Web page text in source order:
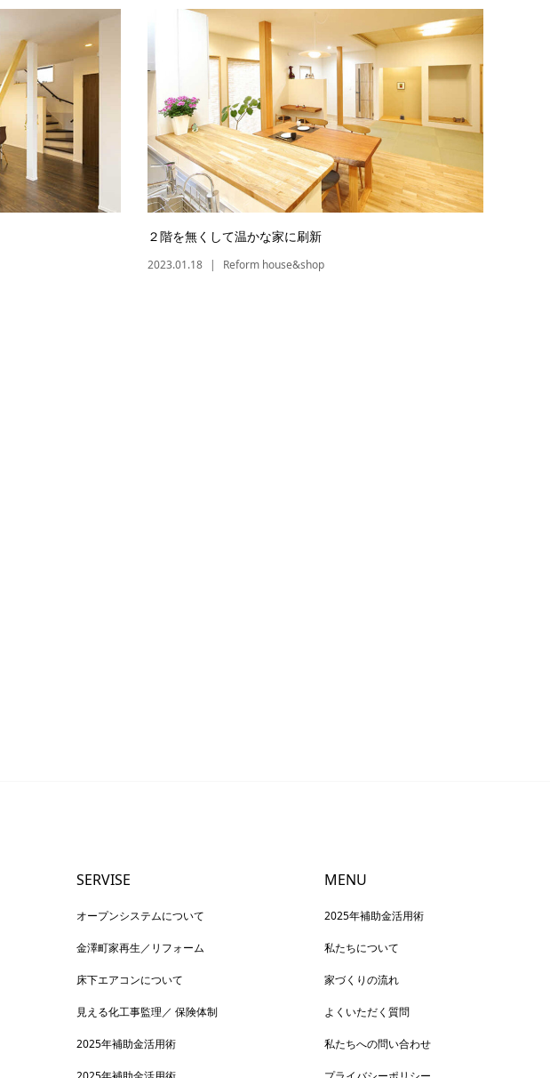
２階を無くして温かな家に刷新
2023.01.18 Reform house&shop
SERVISE
オープンシステムについて
金澤町家再生／リフォーム
床下エアコンについて
見える化工事監理／ 保険体制
2025年補助金活用術
MENU
2025年補助金活用術
私たちについて
家づくりの流れ
よくいただく質問
私たちへの問い合わせ